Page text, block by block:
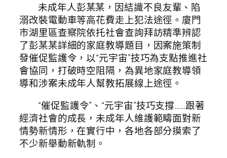
未成年人彭某某，因結識不良友輩、陷
溺改裝電動車等高花費走上犯法途徑。廈門
市湖里區查察院依托社會查詢拜訪精準辨認
了彭某某詳細的家庭教導題目，因案施策制
發催促監護令，以“元宇宙”技巧為支點推進社
會協同，打破時空阻隔，為異地家庭教導領
導和涉案未成年人幫教拓展線上途徑。
“催促監護令”、“元宇宙”技巧支撐……跟著
經濟社會的成長，未成年人維護範疇面對新
情勢新情形，在實行中，各地各部分摸索了
不少新舉動新軌制。